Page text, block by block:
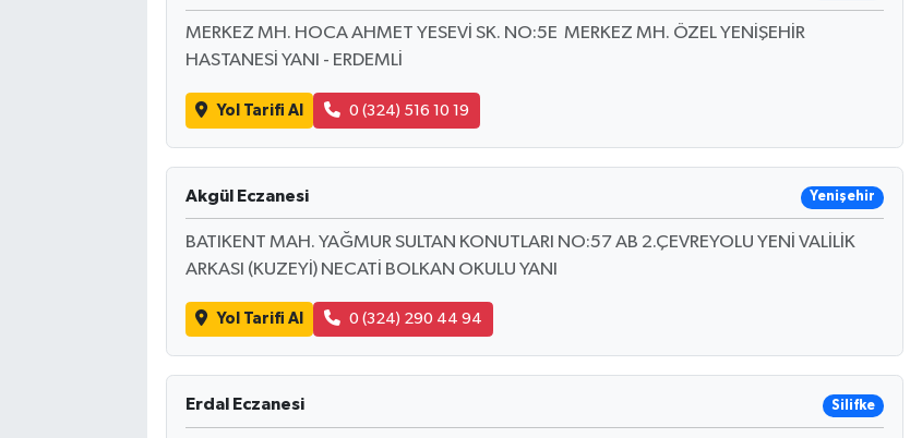
MERKEZ MH. HOCA AHMET YESEVİ SK. NO:5E MERKEZ MH. ÖZEL YENİŞEHİR
HASTANESİ YANI - ERDEMLİ
Yol Tarifi Al 0 (324) 516 10 19
Akgül Eczanesi Yenişehir
BATIKENT MAH. YAĞMUR SULTAN KONUTLARI NO:57 AB 2.ÇEVREYOLU YENİ VALİLİK
ARKASI (KUZEYİ) NECATİ BOLKAN OKULU YANI
Yol Tarifi Al 0 (324) 290 44 94
Erdal Eczanesi Silifke